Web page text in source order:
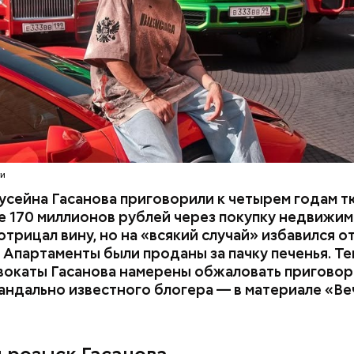
Гасанова приговорили к четырем годам
170 миллионов рублей через покупку
вину, но на «всякий случай» избавился
были проданы за пачку печенья.
Гасанова намерены обжаловать
известного блогера — в материале
расследование. В квартире потерпевших
видеонаблюдения. На записи попал 25-
Артем Миссюра, который тайно приходил в
и подсыпал им в еду химикаты. Также
младшая сестра.